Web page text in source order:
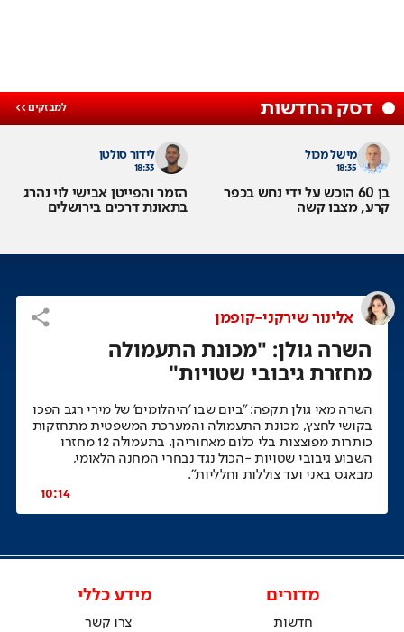
דסק החדשות
מישל מכול
18:35
בן 60 הוכש על ידי נחש בכפר
קרע, מצבו קשה
לידור סולטן
18:33
הזמר והפייטן אבישי לוי נהרג
בתאונת דרכים בירושלים
השרה גולן: "מכונת התעמולה
מחזרת גיבובי שטויות"
אלינור שירקני-קופמן
10:14
השרה מאי גולן תקפה: "ביום שבו 'היהלומים' של מירי רגב הפכו
בקושי לחצץ, מכונת התעמולה והמערכת המשפטית מתחזקות
כותרות מפוצצות בלי כלום מאחוריהן. בתעמולה 12 מחזרו
השבוע גיבובי שטויות -הכול נגד נבחרי המחנה הלאומי,
מבאגס באני ועד צוללות וחלליות".
מדורים
חדשות
מידע כללי
צרו קשר